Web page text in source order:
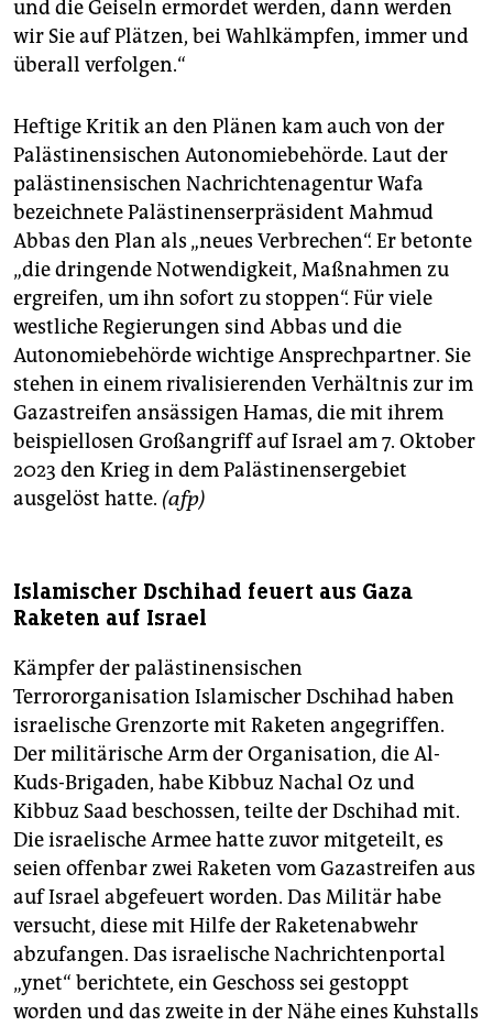
und die Geiseln ermordet werden, dann werden
wir Sie auf Plätzen, bei Wahlkämpfen, immer und
überall verfolgen.“
Heftige Kritik an den Plänen kam auch von der
Palästinensischen Autonomiebehörde. Laut der
palästinensischen Nachrichtenagentur Wafa
bezeichnete Palästinenserpräsident Mahmud
Abbas den Plan als „neues Verbrechen“. Er betonte
„die dringende Notwendigkeit, Maßnahmen zu
ergreifen, um ihn sofort zu stoppen“. Für viele
westliche Regierungen sind Abbas und die
Autonomiebehörde wichtige Ansprechpartner. Sie
stehen in einem rivalisierenden Verhältnis zur im
Gazastreifen ansässigen Hamas, die mit ihrem
beispiellosen Großangriff auf Israel am 7. Oktober
2023 den Krieg in dem Palästinensergebiet
ausgelöst hatte. (afp)
Islamischer Dschihad feuert aus Gaza
Raketen auf Israel
Kämpfer der palästinensischen
Terrororganisation Islamischer Dschihad haben
israelische Grenzorte mit Raketen angegriffen.
Der militärische Arm der Organisation, die Al-
Kuds-Brigaden, habe Kibbuz Nachal Oz und
Kibbuz Saad beschossen, teilte der Dschihad mit.
Die israelische Armee hatte zuvor mitgeteilt, es
seien offenbar zwei Raketen vom Gazastreifen aus
auf Israel abgefeuert worden. Das Militär habe
versucht, diese mit Hilfe der Raketenabwehr
abzufangen. Das israelische Nachrichtenportal
„ynet“ berichtete, ein Geschoss sei gestoppt
worden und das zweite in der Nähe eines Kuhstalls